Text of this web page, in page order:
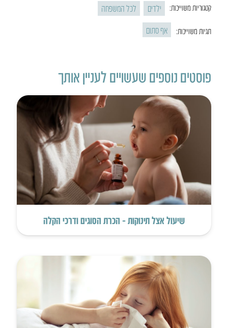
קטגוריות משוייכות: ילדים לכל המשפחה
תגיות משוייכות: אף סתום
פוסטים נוספים שעשויים לעניין אותך
שיעול אצל תינוקות – הכרת הסוגים ודרכי הקלה